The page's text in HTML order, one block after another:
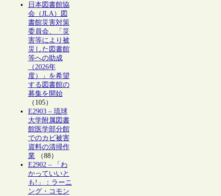
日本図書館協
会（JLA）図
書館災害対策
委員会、「災
害等により被
災した図書館
等への助成
（2026年
度）」を希望
する図書館の
募集を開始
（105）
E2903 – 琉球
大学附属図書
館医学部分館
でのカビ被害
資料の清掃作
業（88）
E2902 – 「わ
かっていいと
も!」：ラーニ
ング・コモン